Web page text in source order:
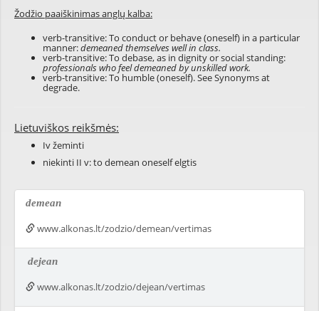
Žodžio paaiškinimas anglų kalba:
verb-transitive: To conduct or behave (oneself) in a particular
manner:demeaned themselves well in class.
verb-transitive: To debase, as in dignity or social standing:
professionals who feel demeaned by unskilled work.
verb-transitive: To humble (oneself). See Synonyms at
degrade.
Lietuviškos reikšmės:
Iv žeminti
niekinti II v: to demean oneself elgtis
demean
www.alkonas.lt/zodzio/demean/vertimas
dejean
www.alkonas.lt/zodzio/dejean/vertimas